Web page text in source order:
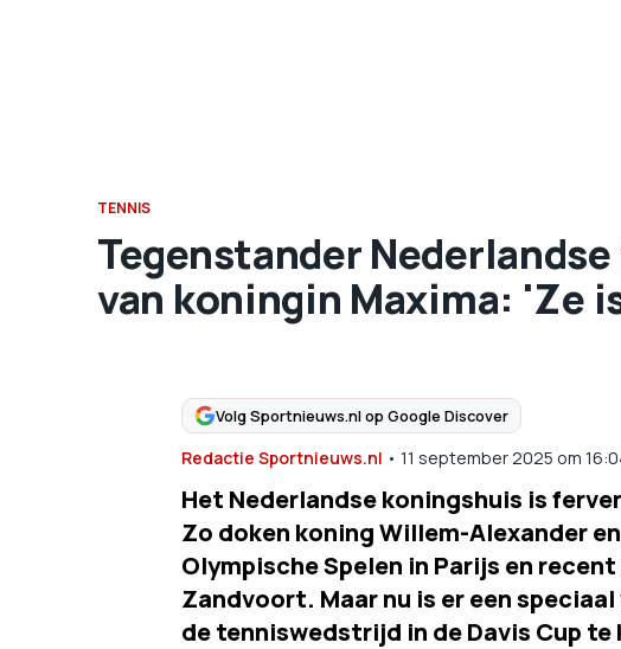
TENNIS
Tegenstander
van koningin Maxima: 'Ze
Volg Sportnieuws.nl op Google Discover
Redactie Sportnieuws.nl • 11 september 2025 om
Het Nederlandse koningshuis is
Zo doken koning Willem-Alexander
Olympische Spelen in Parijs en
Zandvoort. Maar nu is er een
de tenniswedstrijd in de Davis Cup te